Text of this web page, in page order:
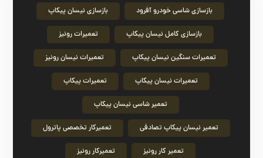
بازسازی شاسی خودرو آفرود بازسازی نیسان پیکاپ
بازسازی کامل نیسان پیکاپ تعمیرات رونیز
تعمیرات سنگین نیسان پیکاپ تعمیرات نیسان رونیز
تعمیرات نیسان پیکاپ تعمیرات پیکاپ
تعمیر شاسی نیسان پیکاپ
تعمیر نیسان پیکاپ تصادفی تعمیرکار تخصصی پاترول
تعمیر کار رونیز تعمیرکار رونیز